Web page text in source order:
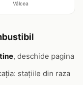
Vâlcea
, deschide pagina
stațiile din raza